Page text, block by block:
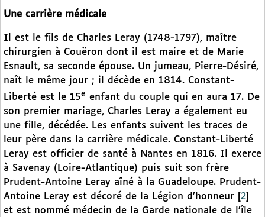
Une carrière médicale
Il est le fils de Charles Leray (1748-1797), maître
chirurgien à Couëron dont il est maire et de Marie
Esnault, sa seconde épouse. Un jumeau, Pierre-Désiré,
naît le même jour ; il décède en 1814. Constant-
Liberté est le 15e enfant du couple qui en aura 17. De
son premier mariage, Charles Leray a également eu
une fille, décédée. Les enfants suivent les traces de
leur père dans la carrière médicale. Constant-Liberté
Leray est officier de santé à Nantes en 1816. Il exerce
à Savenay (Loire-Atlantique) puis suit son frère
Prudent-Antoine Leray aîné à la Guadeloupe. Prudent-
Antoine Leray est décoré de la Légion d’honneur
2
et est nommé médecin de la Garde nationale de l’île